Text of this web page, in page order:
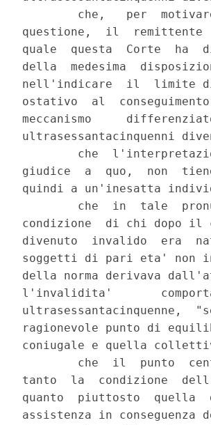
che,   per
questione,  il  remittente
quale  questa  Corte
della  medesima
nell'indicare  il  limite di
ostativo  al
meccanismo
ultrasessantacinquenni
che
giudice  a  quo,  non
quindi a un'inesatta
che  in  tale
condizione  di chi dopo il
divenuto  invalido  era
soggetti di pari eta'
della norma derivava
l'invalidita'
ultrasessantacinquenne,
ragionevole punto di
coniugale e quella
che  il  punto
tanto  la  condizione
quanto  piuttosto  quella
assistenza in